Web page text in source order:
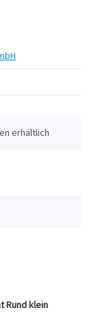
erhältlich
Rund klein